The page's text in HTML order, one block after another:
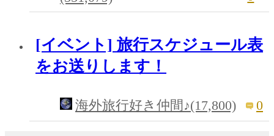
[イベント] 旅行スケジュール表
をお送りします！
海外旅行好き仲間♪(17,800) 0